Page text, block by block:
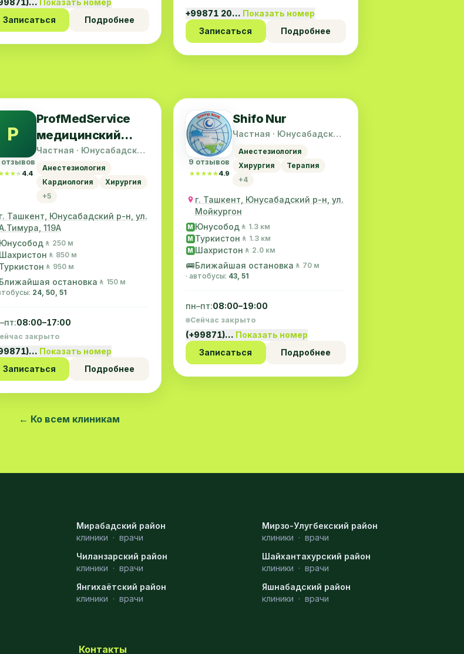
Показать номер
Записаться
Подробнее
+99871 20… Показать номер
Записаться
Подробнее
P
отзывов
4.4
ProfMedService
медицинский
центр в Ташкенте
Частная · Юнусабадский
Анестезиология
Кардиология
Хирургия
+5
г. Ташкент, Юнусабадский р-н, ул.
119A
Юнусобод🚶 250 м
Шахристон 🚶 850 м
Туркистон 🚶 950 м
Ближайшая остановка 🚶 150 м
24, 50, 51
08:00–17:00
закрыто
Показать номер
Записаться
Подробнее
9 отзывов
★★★★★
★★★★★4.9
Shifo Nur
Частная · Юнусабадский
Анестезиология
Хирургия
Терапия
+4
г. Ташкент, Юнусабадский р-н, ул.
Мойкургон
M Юнусобод 🚶 1.3 км
M Туркистон 🚶 1.3 км
M Шахристон 🚶 2.0 км
🚌Ближайшая остановка 🚶 70 м
· автобусы: 43, 51
пн–пт:08:00–19:00
Сейчас закрыто
(+99871)… Показать номер
Записаться
Подробнее
← Ко всем клиникам
Мирабадский район
клиники · врачи
Мирзо-Улугбекский район
клиники · врачи
Чиланзарский район
клиники · врачи
Шайхантахурский район
клиники · врачи
Янгихаётский район
клиники · врачи
Яшнабадский район
клиники · врачи
Контакты